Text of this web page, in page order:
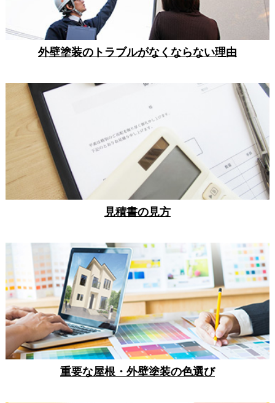
外壁塗装のトラブルがなくならない理由
見積書の見方
重要な屋根・外壁塗装の色選び